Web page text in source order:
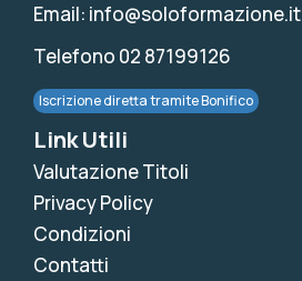
Email: info@soloformazione.it
Telefono 02 87199126
Iscrizione diretta tramite Bonifico
Link Utili
Valutazione Titoli
Privacy Policy
Condizioni
Contatti